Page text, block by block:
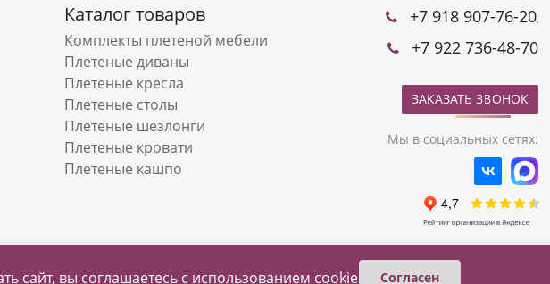
Каталог товаров
Комплекты плетеной мебели
Плетеные диваны
Плетеные кресла
Плетеные столы
Плетеные шезлонги
Плетеные кровати
Плетеные кашпо
+7 918 907-76-20,
+7 922 736-48-70
ЗАКАЗАТЬ ЗВОНОК
Мы в социальных сетях:
сайт, вы соглашаетесь с использованием cookie Согласен